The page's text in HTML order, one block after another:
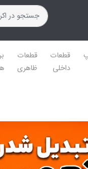
قطعات
داخلی
قطعات
ظاهری